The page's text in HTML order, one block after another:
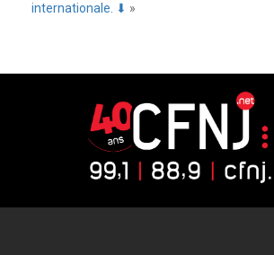
internationale. ⬇ »